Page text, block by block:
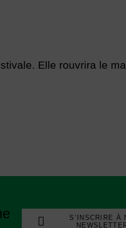
Elle rouvrira le
S’INSCRIRE À